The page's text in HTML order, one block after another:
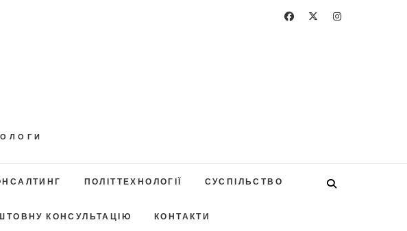
ПОЛІТТЕХНОЛОГІЇ СУСПІЛЬСТВО
КОНСУЛЬТАЦІЮ КОНТАКТИ